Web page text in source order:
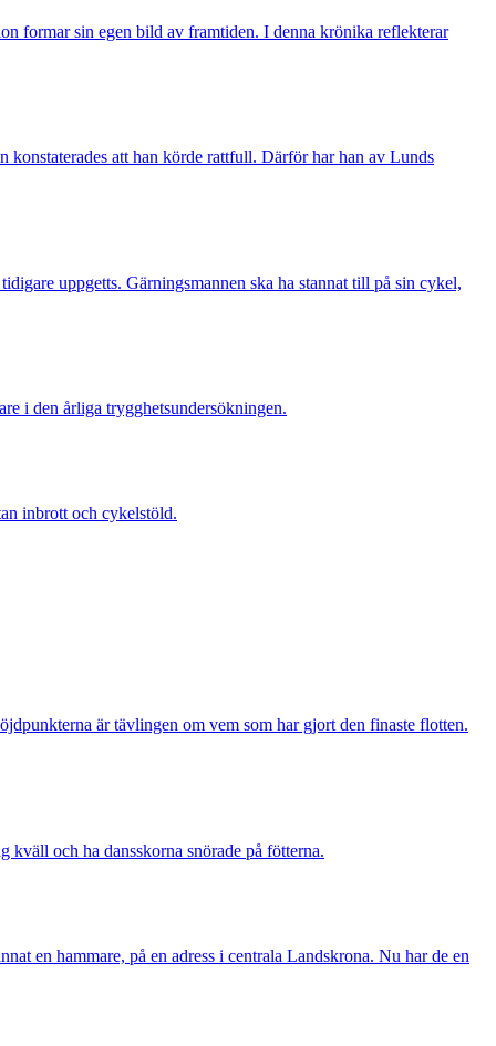
formar sin egen bild av framtiden. I denna krönika reflekterar
att han körde rattfull. Därför har han av Lunds
uppgetts. Gärningsmannen ska ha stannat till på sin cykel,
i den årliga trygghetsundersökningen.
inbrott och cykelstöld.
är tävlingen om vem som har gjort den finaste flotten.
och ha dansskorna snörade på fötterna.
en hammare, på en adress i centrala Landskrona. Nu har de en